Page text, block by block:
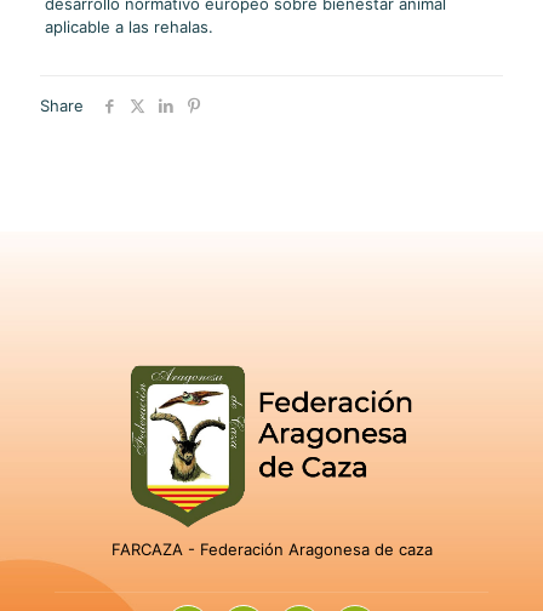
desarrollo normativo europeo sobre bienestar animal
aplicable a las rehalas.
Share
FARCAZA - Federación Aragonesa de caza